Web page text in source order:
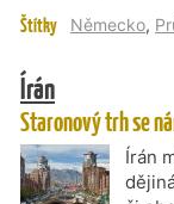
Štítky Německo,
Írán
Staronový trh se
Írán